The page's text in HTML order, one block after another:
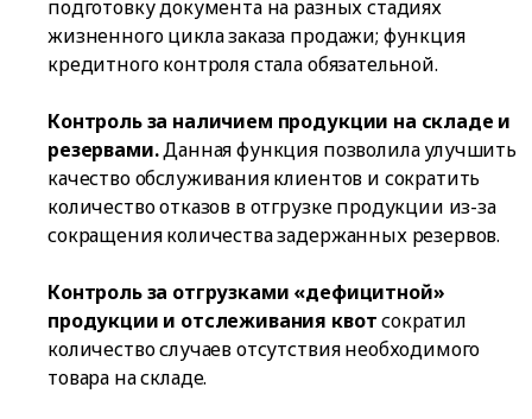
подготовку документа на разных стадиях
жизненного цикла заказа продажи; функция
кредитного контроля стала обязательной.
Контроль за наличием продукции на складе и
резервами.Данная функция позволила улучшить
качество обслуживания клиентов и сократить
количество отказов в отгрузке продукции из-за
сокращения количества задержанных резервов.
Контроль за отгрузками «дефицитной»
продукции и отслеживания квотсократил
количество случаев отсутствия необходимого
товара на складе.